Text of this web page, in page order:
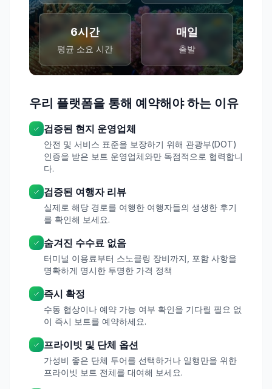
6시간
평균 소요 시간
매일
출발
우리 플랫폼을 통해 예약해야 하는 이유
검증된 현지 운영업체
안전 및 서비스 표준을 보장하기 위해 관광부(DOT)
인증을 받은 보트 운영업체와만 독점적으로 협력합니
다.
검증된 여행자 리뷰
실제로 해당 경로를 여행한 여행자들의 생생한 후기
를 확인해 보세요.
숨겨진 수수료 없음
터미널 이용료부터 스노클링 장비까지, 포함 사항을
명확하게 명시한 투명한 가격 정책
즉시 확정
수동 협상이나 예약 가능 여부 확인을 기다릴 필요 없
이 즉시 보트를 예약하세요.
프라이빗 및 단체 옵션
가성비 좋은 단체 투어를 선택하거나 일행만을 위한
프라이빗 보트 전체를 대여해 보세요.